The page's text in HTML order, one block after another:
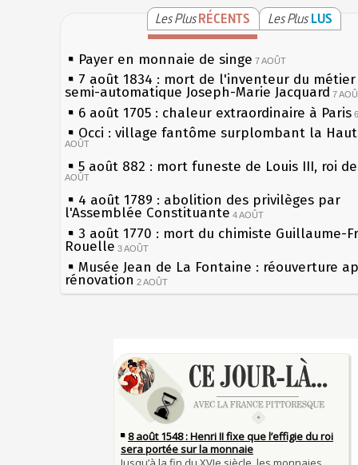
Les PlusRÉCENTS Les Plus LUS
Payer en monnaie de singe 7 AOÛT
7 août 1834 : mort de l'inventeur du
semi-automatique Joseph-Marie Jacquard 7
6 août 1705 : chaleur extraordinaire à Paris
Occi : village fantôme surplombant la
AOÛT
5 août 882 : mort funeste de Louis III, roi
AOÛT
4 août 1789 : abolition des privilèges par
l'Assemblée Constituante 4 AOÛT
3 août 1770 : mort du chimiste Guillaume-
Rouelle 3 AOÛT
Musée Jean de La Fontaine : réouverture
rénovation 2 AOÛT
2 août 1802 : Bonaparte est nommé
31 juillet 1899 : décret instaurant les
boîtes aux lettres en fonte de Léon Mougeot
30 juillet 1918 : mort d'Auguste Poulain,
Chocolat Poulain 30 JUILLET
29 juillet 1881 : loi sur la liberté de la
28 juillet 1794 : supplice de Robespierre
les siècles
27 mai 1610 : supplice de François
du roi Henri IV
Pierre qui roule n'amasse pas mousse
Qui aime bien châtie bien
Tout vient à point à qui sait attendre
François II (né le 19 janvier 1544, mort le 5